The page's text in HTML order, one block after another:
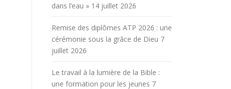
dans l’eau » 14 juillet 2026
Remise des diplômes ATP 2026 : une
cérémonie sous la grâce de Dieu 7
juillet 2026
Le travail à la lumière de la Bible :
une formation pour les jeunes 7